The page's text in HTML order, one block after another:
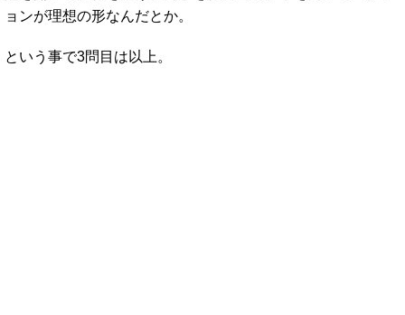
ョンが理想の形なんだとか。
という事で3問目は以上。